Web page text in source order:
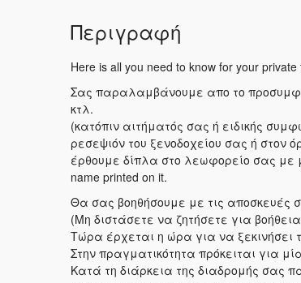
Περιγραφή
Here is all you need to know for your private
Σας παραλαμβάνουμε απο το
κτλ.
(κατόπιν αιτήματός σας ή ειδικής
ρεσεψιόν του ξενοδοχείου σας ή
έρθουμε δίπλα στο λεωφορείο σας
name printed on it.
Θα σας βοηθήσουμε με τις αποσκευές
(Μη διστάσετε να ζητήσετε για
Τώρα έρχεται η ώρα για να ξεκινήσει
Στην πραγματικότητα πρόκειται για
Κατά τη διάρκεια της διαδρομής σας